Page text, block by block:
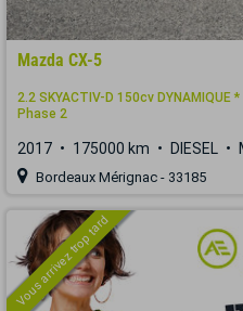
Mazda CX-5
2.2 SKYACTIV-D 150cv
Phase 2
2017 175000 km DIESEL
Bordeaux Mérignac - 33185
Vous arrivez trop tard